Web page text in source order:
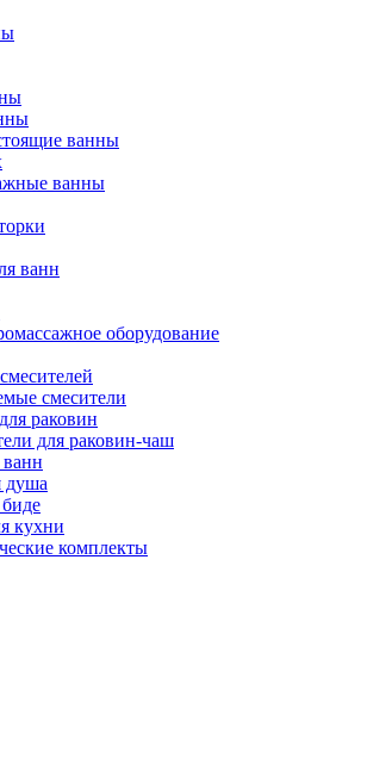
ванны
ванны
ванн
оборудование
смесители
раковин
для раковин-чаш
душа
кухни
комплекты